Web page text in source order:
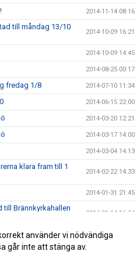
2014-11-14 08:16
till måndag 13/10
2014-10-09 16:21
2014-10-09 14:45
2014-08-25 00:17
fredag 1/8 2014-07-10 11:34
2014-06-15 22:00
2014-03-20 12:21
2014-03-17 14:00
2014-03-04 14:13
klara fram till 1
2014-02-22 14:33
2014-01-31 21:45
Brännkyrkahallen
2014-01-14 16:54
2014-01-10 21:05
A-truppen 2013-12-08 12:00
använder vi nödvändiga
går inte att stänga av.